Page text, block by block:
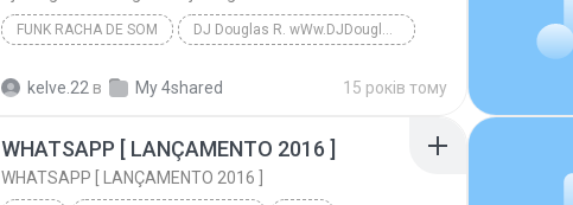
FUNK RACHA DE SOM DJ Douglas R. wWw.DJDouglasR.Blogspot.com (32)99071077 msn djdouglasricardo@live.com
kelve.22 в My 4shared 15 років тому
WHATSAPP [ LANÇAMENTO 2016 ]
WHATSAPP [ LANÇAMENTO 2016 ]